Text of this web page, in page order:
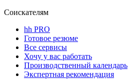
Соискателям
hh PRO
Готовое резюме
Все сервисы
Хочу у вас работать
Производственный календарь
Экспертная рекомендация